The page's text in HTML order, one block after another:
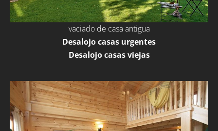
vaciado de casa antigua
Desalojo casas urgentes
Desalojo casas viejas